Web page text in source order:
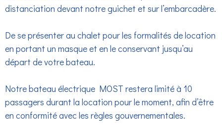
distanciation devant notre guichet et sur l’embarcadère.
De se présenter au chalet pour les formalités de location
en portant un masque et en le conservant jusqu’au
départ de votre bateau.
Notre bateau électrique MOST restera limité à 10
passagers durant la location pour le moment, afin d’être
en conformité avec les règles gouvernementales.